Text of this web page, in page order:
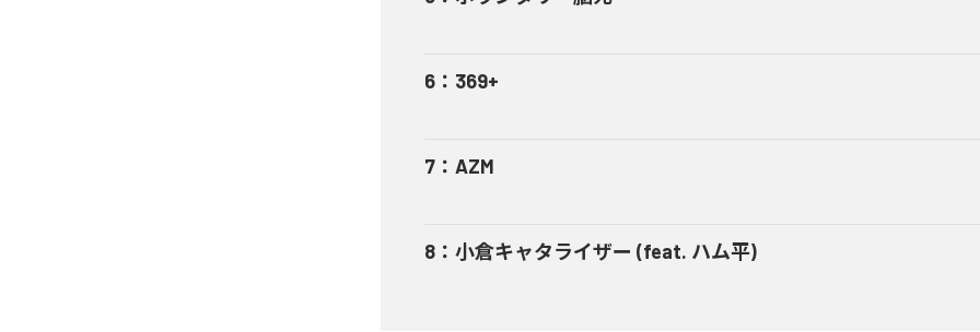
6 ： 369+
7 ： AZM
8 ： 小倉キャタライザー (feat. ハム平)